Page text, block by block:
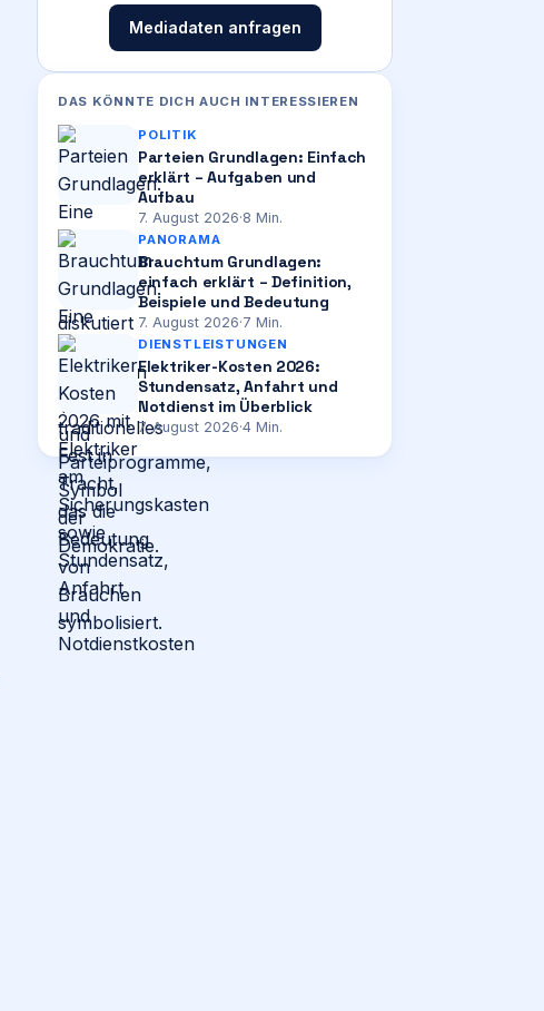
Mediadaten anfragen
DAS KÖNNTE DICH AUCH INTERESSIEREN
POLITIK
Parteien Grundlagen: Einfach
erklärt – Aufgaben und
Aufbau
7. August 2026·8 Min.
PANORAMA
Brauchtum Grundlagen:
einfach erklärt – Definition,
Beispiele und Bedeutung
7. August 2026·7 Min.
DIENSTLEISTUNGEN
Elektriker-Kosten 2026:
Stundensatz, Anfahrt und
Notdienst im Überblick
7. August 2026·4 Min.